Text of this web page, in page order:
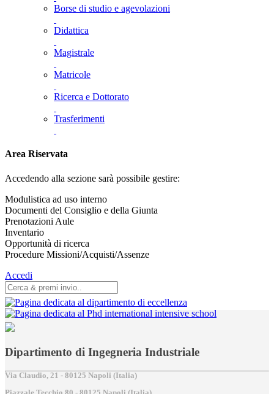
Borse di studio e agevolazioni
Didattica
Magistrale
Matricole
Ricerca e Dottorato
Trasferimenti
Area Riservata
Accedendo alla sezione sarà possibile gestire:
Modulistica ad uso interno
Documenti del Consiglio e della Giunta
Prenotazioni Aule
Inventario
Opportunità di ricerca
Procedure Missioni/Acquisti/Assenze
Accedi
Dipartimento di Ingegneria Industriale
Via Claudio, 21 - 80125 Napoli (Italia)